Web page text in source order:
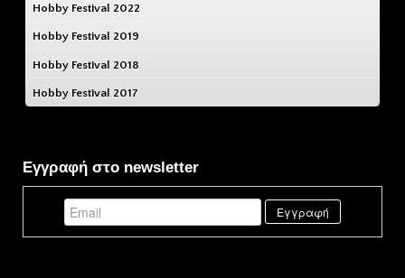
Hobby Festival 2022
Hobby Festival 2019
Hobby Festival 2018
Hobby Festival 2017
Εγγραφή στο newsletter